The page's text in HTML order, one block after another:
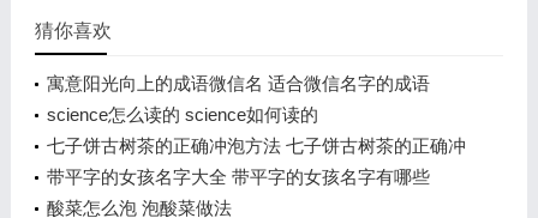
猜你喜欢
寓意阳光向上的成语微信名 适合微信名字的成语
science怎么读的 science如何读的
七子饼古树茶的正确冲泡方法 七子饼古树茶的正确冲
泡方法介绍
带平字的女孩名字大全 带平字的女孩名字有哪些
酸菜怎么泡 泡酸菜做法